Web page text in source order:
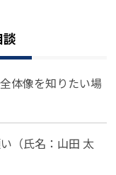
体像を知りたい場
（氏名：山田 太